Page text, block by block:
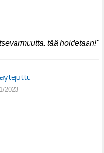
tää hoidetaan!"
1/2023